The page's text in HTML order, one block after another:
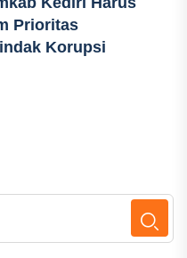
Prioritas
Korupsi